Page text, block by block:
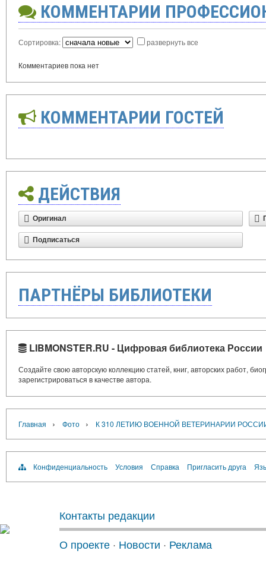
КОММЕНТАРИИ
Сортировка: развернуть все
Комментариев пока нет
КОММЕНТАРИИ ГОСТЕЙ
ДЕЙСТВИЯ
Оригинал
Подписаться
ПАРТНЁРЫ БИБЛИОТЕКИ
LIBMONSTER.RU - Цифровая библиотека России
Создайте свою авторскую коллекцию статей, книг, авторских работ,
зарегистрироваться в качестве автора.
Главная › Фото › К 310 ЛЕТИЮ ВОЕННОЙ ВЕТЕРИНАРИИ
Конфиденциальность Условия Справка Пригласить друга
Контакты редакции
О проекте · Новости · Реклама